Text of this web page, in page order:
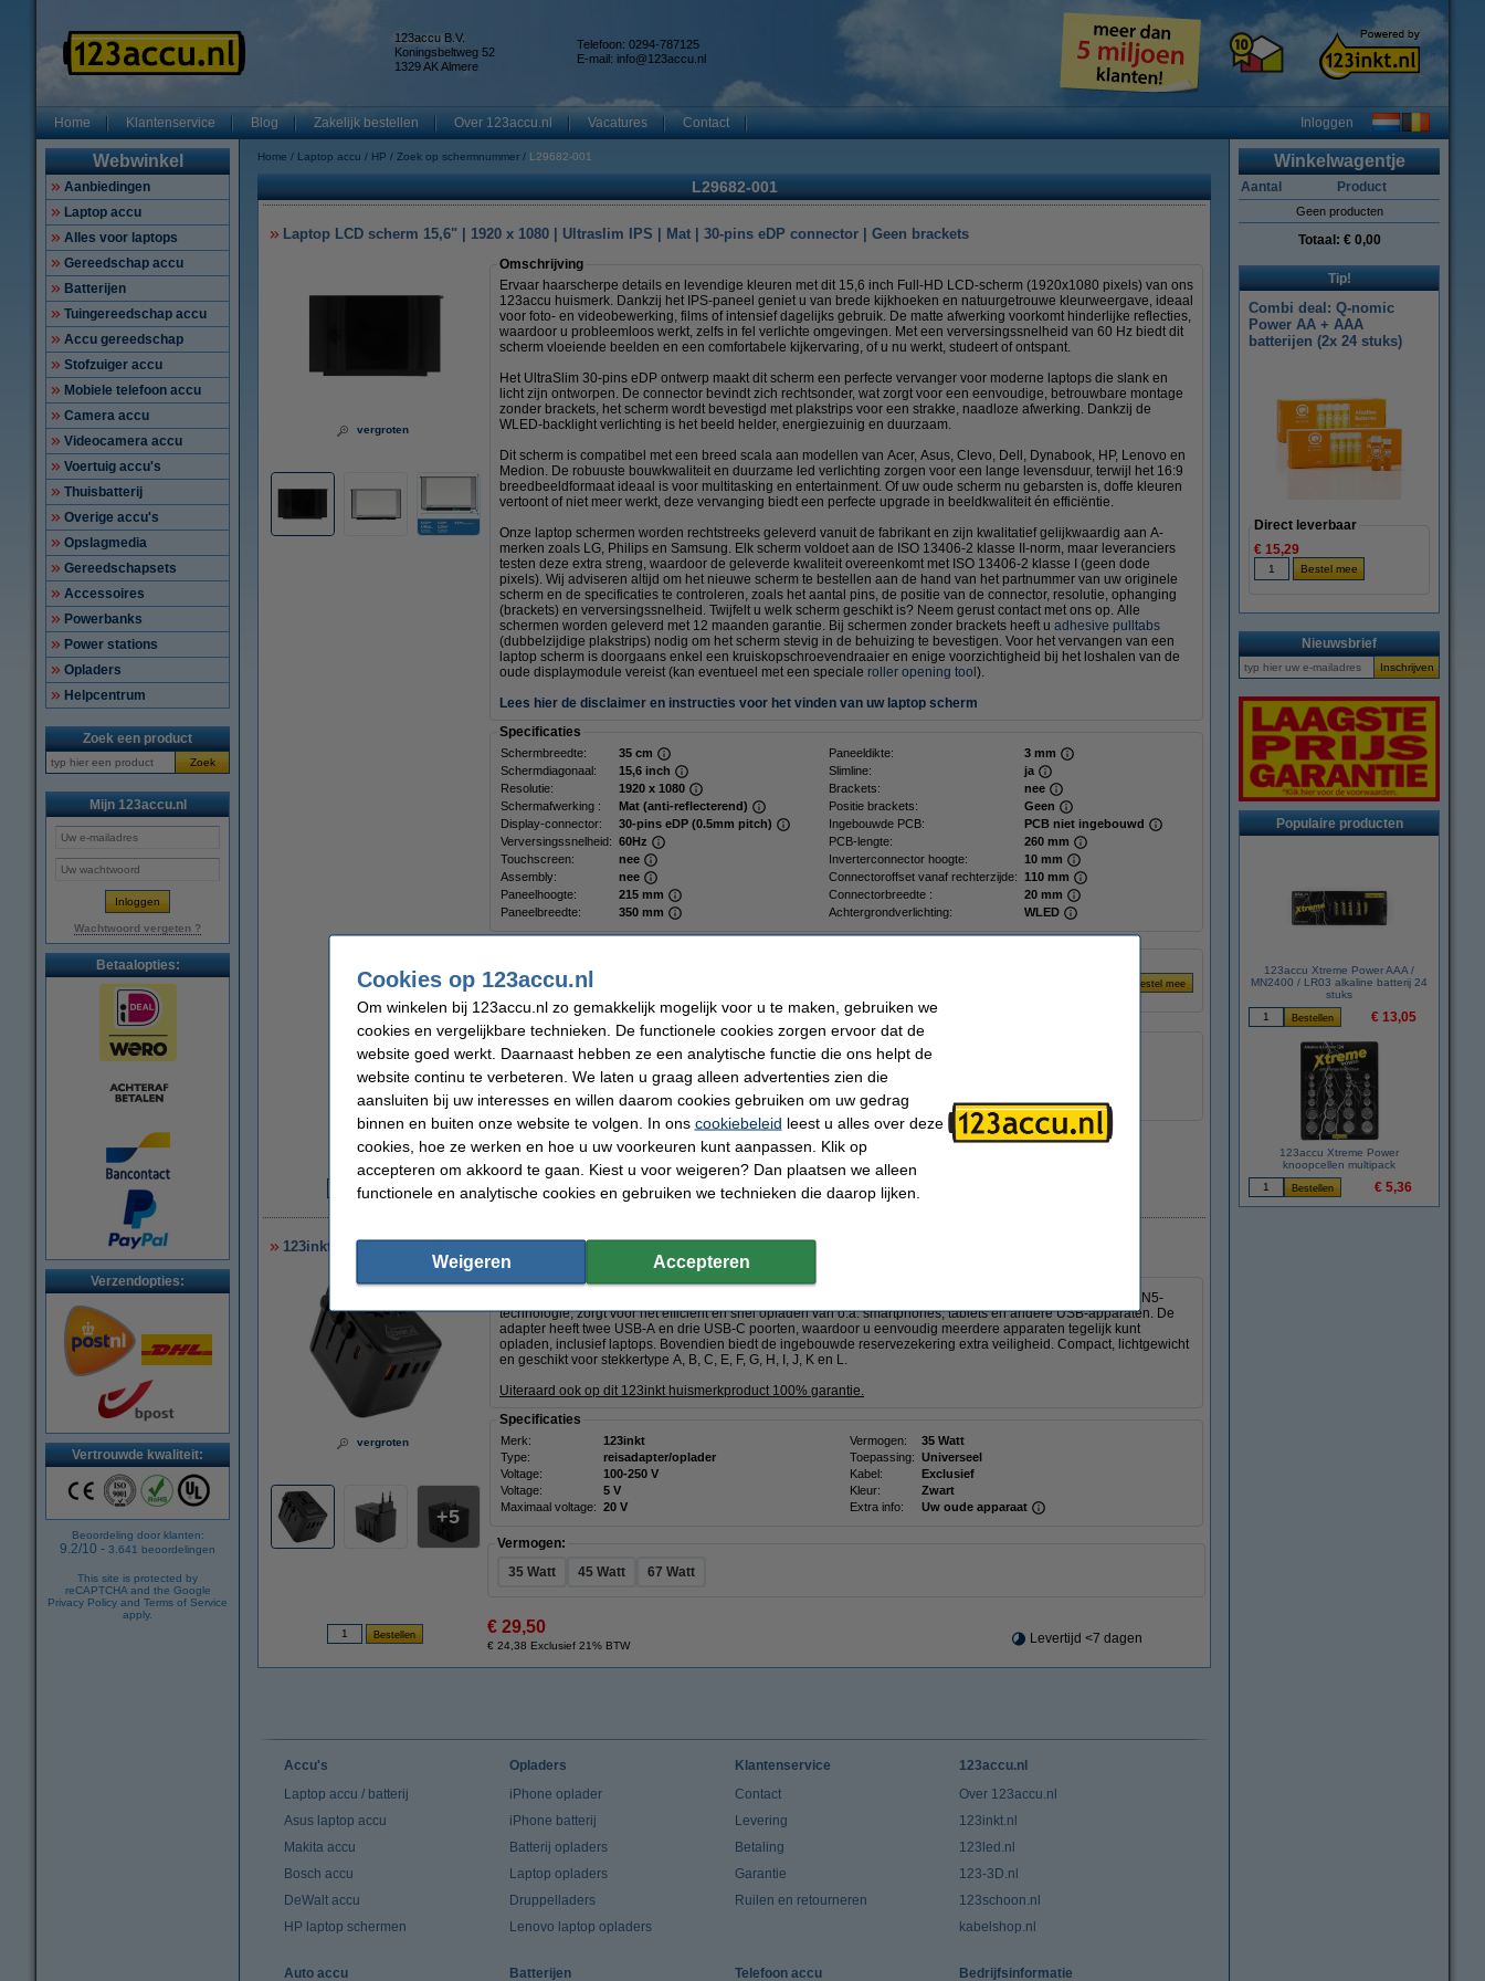
123accu B.V.
Koningsbeltweg 52
1329 AK Almere
Telefoon: 0294-787125
E-mail: info@123accu.nl
Home Klantenservice Blog Zakelijk bestellen Over 123accu.nl Vacatures Contact Inloggen
Webwinkel
Aanbiedingen
Laptop accu
Alles voor laptops
Gereedschap accu
Batterijen
Tuingereedschap accu
Accu gereedschap
Stofzuiger accu
Mobiele telefoon accu
Camera accu
Videocamera accu
Voertuig accu's
Thuisbatterij
Overige accu's
Opslagmedia
Gereedschapsets
Accessoires
Powerbanks
Power stations
Opladers
Helpcentrum
Zoek een product
Zoek
Mijn 123accu.nl
Wachtwoord vergeten ?
Betaalopties:
Verzendopties:
Vertrouwde kwaliteit:
Beoordeling door klanten:
9.2/10 - 3.641 beoordelingen
This site is protected by
reCAPTCHA and the Google
Privacy Policy and Terms of Service
apply.
Home Laptop accu HP Zoek op schermnummer L29682-001
L29682-001
Laptop LCD scherm 15,6" | 1920 x 1080 | Ultraslim IPS | Mat | 30-pins eDP connector | Geen brackets
vergroten
Omschrijving
Ervaar haarscherpe details en levendige kleuren met dit 15,6 inch Full-HD LCD-scherm (1920x1080 pixels) van ons
123accu huismerk. Dankzij het IPS-paneel geniet u van brede kijkhoeken en natuurgetrouwe kleurweergave, ideaal
voor foto- en videobewerking, films of intensief dagelijks gebruik. De matte afwerking voorkomt hinderlijke reflecties,
waardoor u probleemloos werkt, zelfs in fel verlichte omgevingen. Met een verversingssnelheid van 60 Hz biedt dit
scherm vloeiende beelden en een comfortabele kijkervaring, of u nu werkt, studeert of ontspant.
Het UltraSlim 30-pins eDP ontwerp maakt dit scherm een perfecte vervanger voor moderne laptops die slank en
licht zijn ontworpen. De connector bevindt zich rechtsonder, wat zorgt voor een eenvoudige, betrouwbare montage
zonder brackets, het scherm wordt bevestigd met plakstrips voor een strakke, naadloze afwerking. Dankzij de
WLED-backlight verlichting is het beeld helder, energiezuinig en duurzaam.
Dit scherm is compatibel met een breed scala aan modellen van Acer, Asus, Clevo, Dell, Dynabook, HP, Lenovo en
Medion. De robuuste bouwkwaliteit en duurzame led verlichting zorgen voor een lange levensduur, terwijl het 16:9
breedbeeldformaat ideaal is voor multitasking en entertainment. Of uw oude scherm nu gebarsten is, doffe kleuren
vertoont of niet meer werkt, deze vervanging biedt een perfecte upgrade in beeldkwaliteit én efficiëntie.
Onze laptop schermen worden rechtstreeks geleverd vanuit de fabrikant en zijn kwalitatief gelijkwaardig aan A-
merken zoals LG, Philips en Samsung. Elk scherm voldoet aan de ISO 13406-2 klasse II-norm, maar leveranciers
testen deze extra streng, waardoor de geleverde kwaliteit overeenkomt met ISO 13406-2 klasse I (geen dode
pixels). Wij adviseren altijd om het nieuwe scherm te bestellen aan de hand van het partnummer van uw originele
scherm en de specificaties te controleren, zoals het aantal pins, de positie van de connector, resolutie, ophanging
(brackets) en verversingssnelheid. Twijfelt u welk scherm geschikt is? Neem gerust contact met ons op. Alle
schermen worden geleverd met 12 maanden garantie. Bij schermen zonder brackets heeft u adhesive pulltabs
(dubbelzijdige plakstrips) nodig om het scherm stevig in de behuizing te bevestigen. Voor het vervangen van een
laptop scherm is doorgaans enkel een kruiskopschroevendraaier en enige voorzichtigheid bij het loshalen van de
oude displaymodule vereist (kan eventueel met een speciale roller opening tool ).
Lees hier de disclaimer en instructies voor het vinden van uw laptop scherm
Specificaties
Schermbreedte: 35 cm Paneeldikte:
3 mm
Schermdiagonaal:
15,6 inch Slimline:
ja
Resolutie:
1920 x 1080 Brackets:
nee
Schermafwerking :
Mat (anti-reflecterend) Positie brackets:
Geen
Display-connector:
30-pins eDP (0.5mm pitch) Ingebouwde PCB:
PCB niet ingebouwd
Verversingssnelheid: 60Hz PCB-lengte:
260 mm
Touchscreen:
nee Inverterconnector hoogte:
10 mm
Assembly:
nee Connectoroffset vanaf rechterzijde: 110 mm
Paneelhoogte:
215 mm Connectorbreedte :
20 mm
Paneelbreedte:
350 mm Achtergrondverlichting: WLED
Plakstrips voor laptop LCD scherm (2 stuks)
Dit product vervangt partnummers:
- 00NY687 - 00NY692
- 01YN132
- 01YN133
- 01YN134
- 02DC347
- 02DC348
- 061FT0
-Klik hier voor meer productcodes
Nu bestellen is maandag in huis
€ 54,95
€ 45,41 Exclusief 21% BTW
123inkt reisadapter/oplader 35W met 2 USB-A + 3 USB-C
vergroten
5
Met de 123inkt reisadapter 35W beschikt u over een krachtige en veelzijdige oplader. De geavanceerde GaN5-
technologie, zorgt voor het efficiënt en snel opladen van o.a. smartphones, tablets en andere USB-apparaten. De
adapter heeft twee USB-A en drie USB-C poorten, waardoor u eenvoudig meerdere apparaten tegelijk kunt
opladen, inclusief laptops. Bovendien biedt de ingebouwde reservezekering extra veiligheid. Compact, lichtgewicht
en geschikt voor stekkertype A, B, C, E, F, G, H, I, J, K en L.
Uiteraard ook op dit 123inkt huismerkproduct 100% garantie.
Specificaties
Merk: 123inkt Vermogen:
35 Watt
Type:
reisadapter/oplader Toepassing: Universeel
Voltage:
100-250 V Kabel:
Exclusief
Voltage:
5 V Kleur:
Zwart
Maximaal voltage: 20 V Extra info: Uw oude apparaat
Vermogen:
35 Watt
45 Watt 67 Watt
€ 29,50
€ 24,38 Exclusief 21% BTW Levertijd <7 dagen
Winkelwagentje
Aantal Product
Geen producten
Totaal: € 0,00
Tip!
Combi deal: Q-nomic
Power AA + AAA
batterijen (2x 24 stuks)
Direct leverbaar
€ 15,29
Nieuwsbrief
Populaire producten
123accu Xtreme Power AAA /
MN2400 / LR03 alkaline batterij 24
stuks
€ 13,05
123accu Xtreme Power
knoopcellen multipack
€ 5,36
Accu's
Laptop accu / batterij
Asus laptop accu
Makita accu
Bosch accu
DeWalt accu
HP laptop schermen
Opladers
iPhone oplader
iPhone batterij
Batterij opladers
Laptop opladers
Druppelladers
Lenovo laptop opladers
Klantenservice
Contact
Levering
Betaling
Garantie
Ruilen en retourneren
123accu.nl
Over 123accu.nl
123inkt.nl
123led.nl
123-3D.nl
123schoon.nl
kabelshop.nl
Auto accu Batterijen Telefoon accu Bedrijfsinformatie
Cookies op 123accu.nl
Om winkelen bij 123accu.nl zo gemakkelijk mogelijk voor u te maken, gebruiken we
cookies en vergelijkbare technieken. De functionele cookies zorgen ervoor dat de
website goed werkt. Daarnaast hebben ze een analytische functie die ons helpt de
website continu te verbeteren. We laten u graag alleen advertenties zien die
aansluiten bij uw interesses en willen daarom cookies gebruiken om uw gedrag
binnen en buiten onze website te volgen. In ons cookiebeleid leest u alles over deze
cookies, hoe ze werken en hoe u uw voorkeuren kunt aanpassen. Klik op
accepteren om akkoord te gaan. Kiest u voor weigeren? Dan plaatsen we alleen
functionele en analytische cookies en gebruiken we technieken die daarop lijken.
Weigeren Accepteren